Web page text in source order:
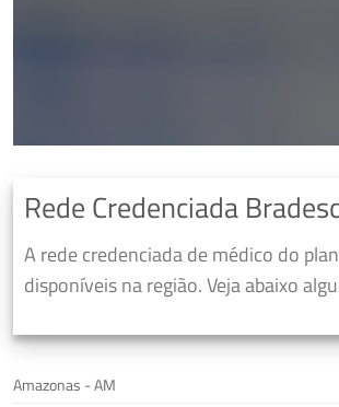
Rede Credenciada
A rede credenciada de médico do
disponíveis na região. Veja abaixo
Amazonas - AM